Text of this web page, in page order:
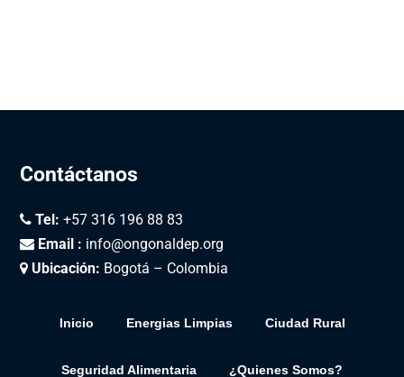
Contáctanos
Tel: +57 316 196 88 83
Email : info@ongonaldep.org
Ubicación: Bogotá – Colombia
Inicio Energias Limpias Ciudad Rural
Seguridad Alimentaria ¿Quienes Somos?